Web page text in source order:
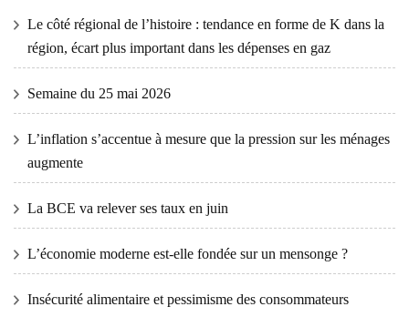
Le côté régional de l’histoire : tendance en forme de K dans la
région, écart plus important dans les dépenses en gaz
Semaine du 25 mai 2026
L’inflation s’accentue à mesure que la pression sur les ménages
augmente
La BCE va relever ses taux en juin
L’économie moderne est-elle fondée sur un mensonge ?
Insécurité alimentaire et pessimisme des consommateurs